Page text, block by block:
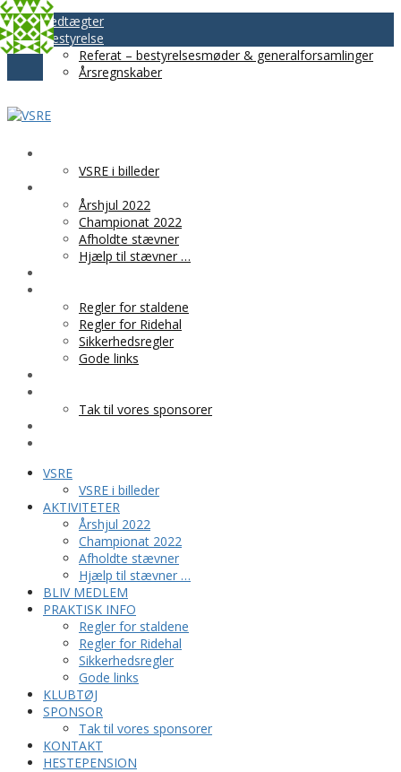
Vedtægter
Bestyrelse
Referat – bestyrelsesmøder & generalforsamlinger
Årsregnskaber
VSRE i billeder
Årshjul 2022
Championat 2022
Afholdte stævner
Hjælp til stævner …
Regler for staldene
Regler for Ridehal
Sikkerhedsregler
Gode links
Tak til vores sponsorer
VSRE
VSRE i billeder
AKTIVITETER
Årshjul 2022
Championat 2022
Afholdte stævner
Hjælp til stævner …
BLIV MEDLEM
PRAKTISK INFO
Regler for staldene
Regler for Ridehal
Sikkerhedsregler
Gode links
KLUBTØJ
SPONSOR
Tak til vores sponsorer
KONTAKT
HESTEPENSION